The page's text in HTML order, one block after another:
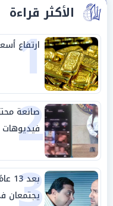
الأكثر قراءة
1
ارتفاع
2
صانعة
فيديوهات
يجتمعان